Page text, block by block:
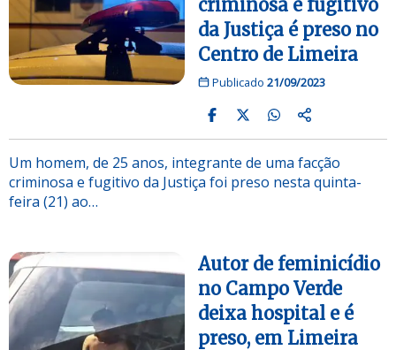
criminosa e fugitivo
da Justiça é preso no
Centro de Limeira
Publicado 21/09/2023
Um homem, de 25 anos, integrante de uma facção
criminosa e fugitivo da Justiça foi preso nesta quinta-
feira (21) ao…
Autor de feminicídio
no Campo Verde
deixa hospital e é
preso, em Limeira